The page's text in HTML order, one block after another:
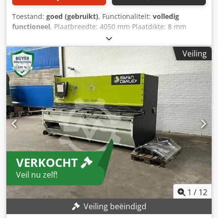
Toestand: goed (gebruikt), Functionaliteit: volledig
functioneel, Plaatbreedte: 4050 mm Plaatdikte: 8 mm
Dcodpfxsxu Nc Io Aigjk Snijhoek: 2 - 10° Snijsnelheid: 0,053
m/s Tafellengte: 710 mm Machinegewicht ca.: 10.100 kg
Veiling
VERKOCHT
Veil nu zelf!
1 / 12
Veiling beëindigd